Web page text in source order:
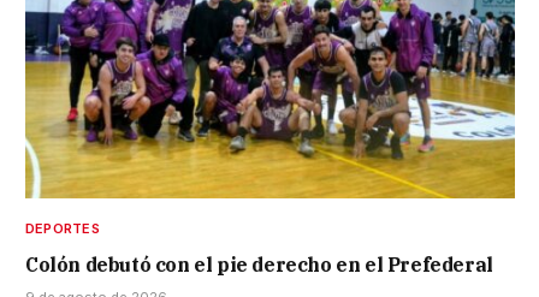
DEPORTES
Colón debutó con el pie derecho en el Prefederal